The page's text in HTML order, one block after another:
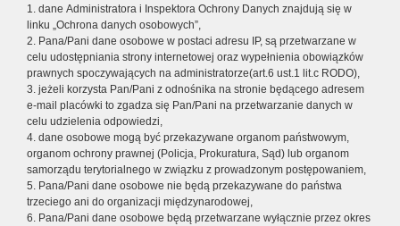
1. dane Administratora i Inspektora Ochrony Danych znajdują się w
linku „Ochrona danych osobowych”,
2. Pana/Pani dane osobowe w postaci adresu IP, są przetwarzane w
celu udostępniania strony internetowej oraz wypełnienia obowiązków
prawnych spoczywających na administratorze(art.6 ust.1 lit.c RODO),
3. jeżeli korzysta Pan/Pani z odnośnika na stronie będącego adresem
e-mail placówki to zgadza się Pan/Pani na przetwarzanie danych w
celu udzielenia odpowiedzi,
4. dane osobowe mogą być przekazywane organom państwowym,
organom ochrony prawnej (Policja, Prokuratura, Sąd) lub organom
samorządu terytorialnego w związku z prowadzonym postępowaniem,
5. Pana/Pani dane osobowe nie będą przekazywane do państwa
trzeciego ani do organizacji międzynarodowej,
6. Pana/Pani dane osobowe będą przetwarzane wyłącznie przez okres